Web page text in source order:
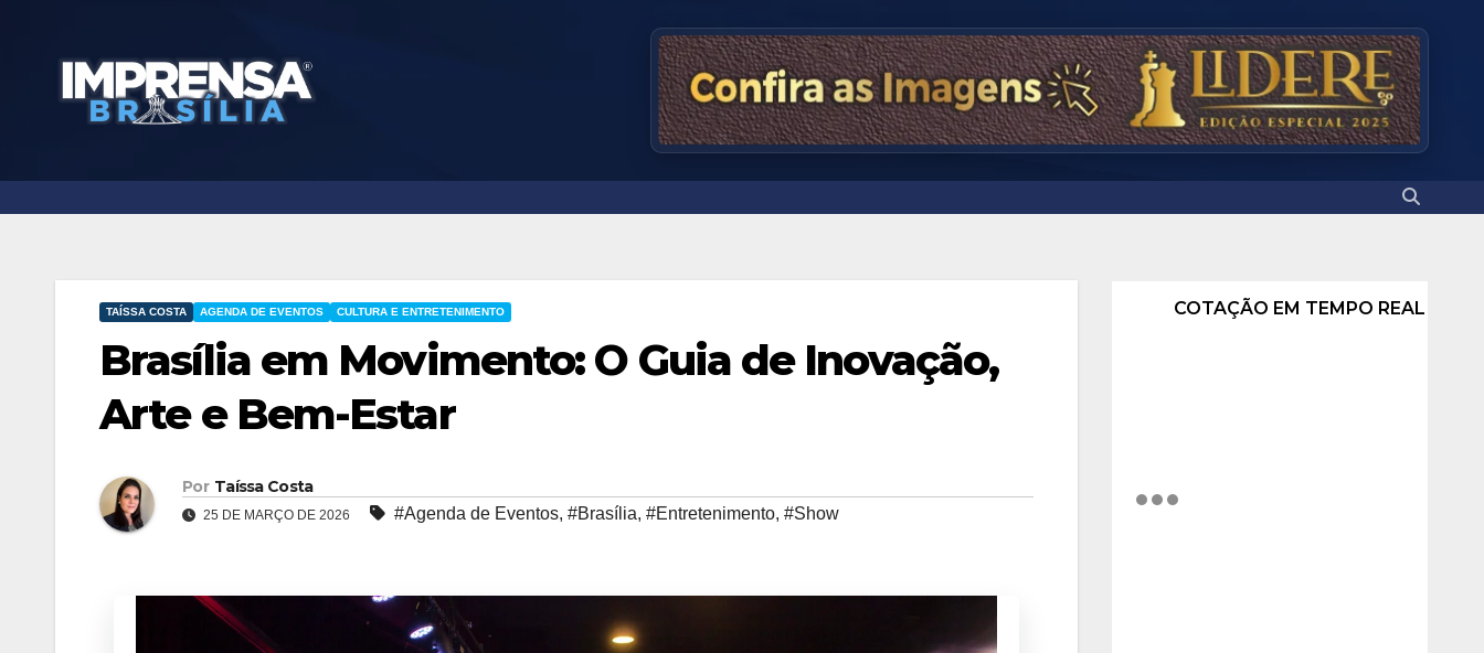
TAÍSSA COSTA AGENDA DE EVENTOS CULTURA E ENTRETENIMENTO
Brasília em Movimento: O Guia de Inovação,
Arte e Bem-Estar
Por Taíssa Costa
25 DE MARÇO DE 2026 #Agenda de Eventos, #Brasília, #Entretenimento, #Show
COTAÇÃO EM TEMPO REAL